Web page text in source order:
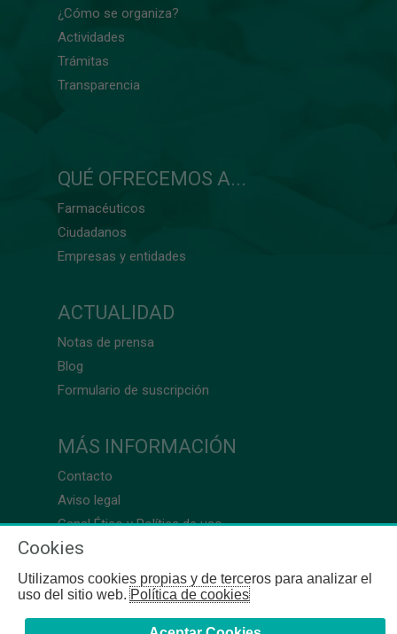
¿Cómo se organiza?
Actividades
Trámitas
Transparencia
QUÉ OFRECEMOS A...
Farmacéuticos
Ciudadanos
Empresas y entidades
ACTUALIDAD
Notas de prensa
Blog
Formulario de suscripción
MÁS INFORMACIÓN
Contacto
Aviso legal
Canal Ético y Política de uso
Cookies
Utilizamos cookies propias y de terceros para analizar el
uso del sitio web.Política de cookies